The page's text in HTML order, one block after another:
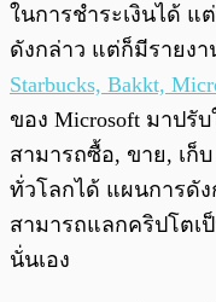
ในการชำระเงินได้ แ
ดังกล่าว แต่ก็มีรายง
Starbucks, Bakkt,
ของ Microsoft มาปรั
สามารถซื้อ, ขาย, เก็
ทั่วโลกได้ แผนการดัง
สามารถแลกคริปโตเ
นั่นเอง